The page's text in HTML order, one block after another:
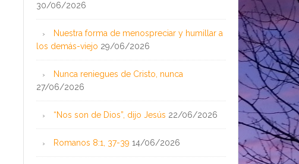
30/06/2026
Nuestra forma de menospreciar y humillar a
los demás-viejo 29/06/2026
Nunca reniegues de Cristo, nunca
27/06/2026
“Nos son de Dios”, dijo Jesús 22/06/2026
Romanos 8:1, 37-39 14/06/2026